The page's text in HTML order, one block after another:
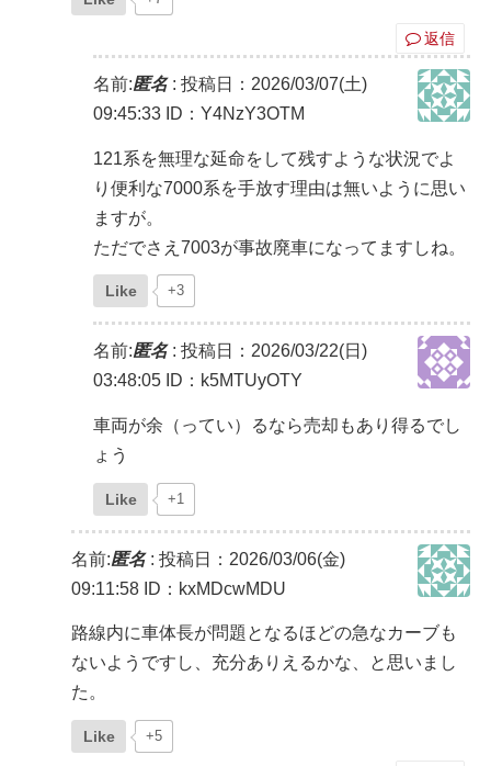
返信
名前:匿名: 投稿日：2026/03/07(土)
09:45:33 ID：Y4NzY3OTM
121系を無理な延命をして残すような状況でよ
り便利な7000系を手放す理由は無いように思い
ますが。
ただでさえ7003が事故廃車になってますしね。
Like +3
名前:匿名: 投稿日：2026/03/22(日)
03:48:05 ID：k5MTUyOTY
車両が余（ってい）るなら売却もあり得るでし
ょう
Like +1
名前:匿名: 投稿日：2026/03/06(金)
09:11:58 ID：kxMDcwMDU
路線内に車体長が問題となるほどの急なカーブも
ないようですし、充分ありえるかな、と思いまし
た。
Like +5